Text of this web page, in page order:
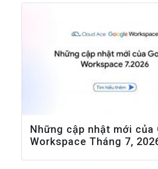
Những cập nhật mới của
Workspace Tháng 7,